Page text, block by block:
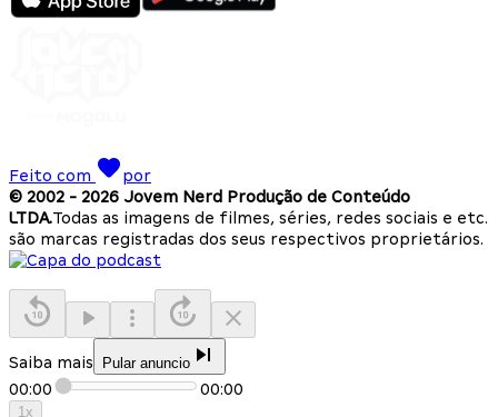
Feito com
por
© 2002 - 2026 Jovem Nerd Produção de Conteúdo
LTDA.Todas as imagens de filmes, séries, redes sociais e etc.
são marcas registradas dos seus respectivos proprietários.
Saiba mais Pular anuncio
00:00 00:00
1x